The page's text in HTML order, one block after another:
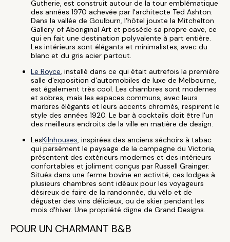
Gutherie, est construit autour de la tour emblématique
des années 1970 achevée par l'architecte Ted Ashton.
Dans la vallée de Goulburn, l'hôtel jouxte la Mitchelton
Gallery of Aboriginal Art et possède sa propre cave, ce
qui en fait une destination polyvalente à part entière.
Les intérieurs sont élégants et minimalistes, avec du
blanc et du gris acier partout.
Le Royce, installé dans ce qui était autrefois la première
salle d'exposition d'automobiles de luxe de Melbourne,
est également très cool. Les chambres sont modernes
et sobres, mais les espaces communs, avec leurs
marbres élégants et leurs accents chromés, respirent le
style des années 1920. Le bar à cocktails doit être l'un
des meilleurs endroits de la ville en matière de design.
LesKilnhouses, inspirées des anciens séchoirs à tabac
qui parsèment le paysage de la campagne du Victoria,
présentent des extérieurs modernes et des intérieurs
confortables et joliment conçus par Russell Grainger.
Situés dans une ferme bovine en activité, ces lodges à
plusieurs chambres sont idéaux pour les voyageurs
désireux de faire de la randonnée, du vélo et de
déguster des vins délicieux, ou de skier pendant les
mois d'hiver. Une propriété digne de Grand Designs.
POUR UN CHARMANT B&B